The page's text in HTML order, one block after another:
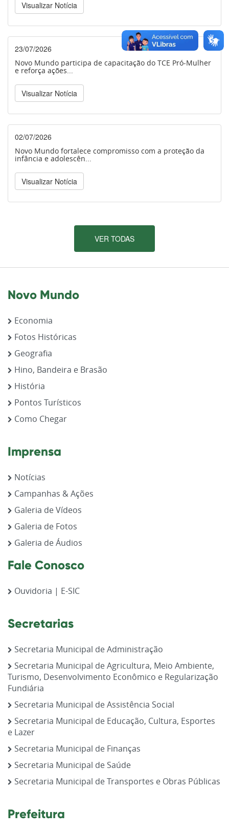
Visualizar Notícia
23/07/2026
Novo Mundo participa de capacitação do TCE Pró-Mulher
e reforça ações...
Visualizar Notícia
02/07/2026
Novo Mundo fortalece compromisso com a proteção da
infância e adolescên...
Visualizar Notícia
VER TODAS
Novo Mundo
Economia
Fotos Históricas
Geografia
Hino, Bandeira e Brasão
História
Pontos Turísticos
Como Chegar
Imprensa
Notícias
Campanhas & Ações
Galeria de Vídeos
Galeria de Fotos
Galeria de Áudios
Fale Conosco
Ouvidoria | E-SIC
Secretarias
Secretaria Municipal de Administração
Secretaria Municipal de Agricultura, Meio Ambiente,
Turismo, Desenvolvimento Econômico e Regularização
Fundiária
Secretaria Municipal de Assistência Social
Secretaria Municipal de Educação, Cultura, Esportes
e Lazer
Secretaria Municipal de Finanças
Secretaria Municipal de Saúde
Secretaria Municipal de Transportes e Obras Públicas
Prefeitura